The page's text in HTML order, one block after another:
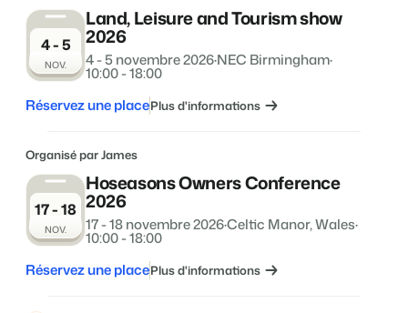
Présentation de Booking Experts
Découvrez les possibilités infinies de la plateforme Booking
Experts
Pour les Parcs de Vacances
Découvrez les avantages de Booking Experts pour un parc
de vacances
Pour les Groupes
groupe
4 - 5
NOV.
Land, Leisure and Tourism show
2026
4 - 5 novembre 2026·NEC Birmingham·
10:00 - 18:00
Réservez une placePlus d'informations
Organisé par James
17 - 18
NOV.
Hoseasons Owners Conference
2026
17 - 18 novembre 2026·Celtic Manor, Wales·
10:00 - 18:00
Réservez une placePlus d'informations